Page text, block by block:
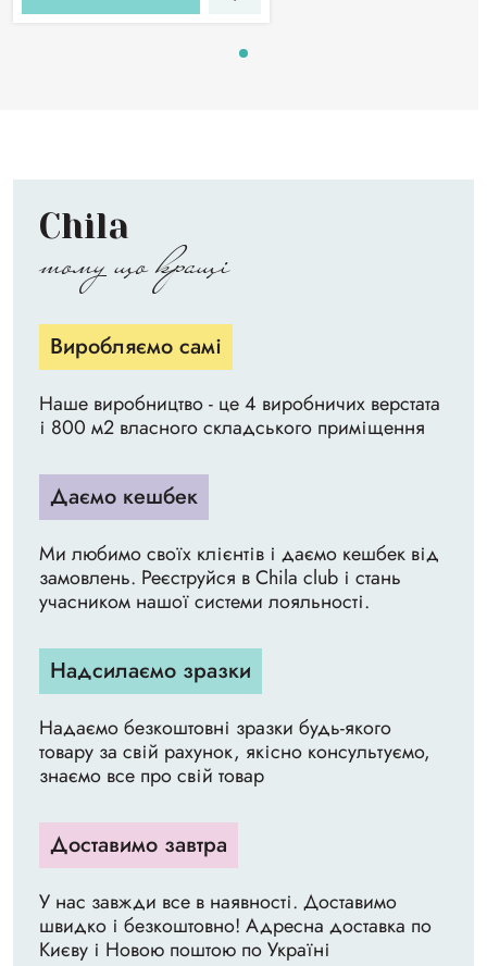
Chila
тому що кращі
Виробляємо самі
Наше виробництво - це 4 виробничих верстата
і 800 м2 власного складського приміщення
Даємо кешбек
Ми любимо своїх клієнтів і даємо кешбек від
замовлень. Реєструйся в Chila club і стань
учасником нашої системи лояльності.
Надсилаємо зразки
Надаємо безкоштовні зразки будь-якого
товару за свій рахунок, якісно консультуємо,
знаємо все про свій товар
Доставимо завтра
У нас завжди все в наявності. Доставимо
швидко і безкоштовно! Адресна доставка по
Києву і Новою поштою по Україні